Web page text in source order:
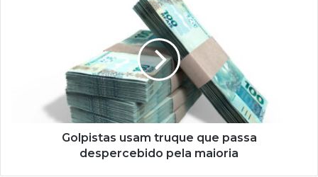
despercebido
Golpistas usam truque que passa
despercebido pela maioria